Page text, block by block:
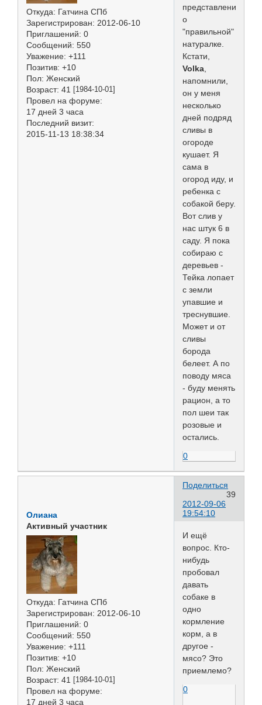
Откуда: Гатчина СПб
Зарегистрирован: 2012-06-10
Приглашений: 0
Сообщений: 550
Уважение: +111
Позитив: +10
Пол: Женский
Возраст: 41 [1984-10-01]
Провел на форуме:
17 дней 3 часа
Последний визит:
2015-11-13 18:38:34
представление
о
"правильной"
натуралке.
Кстати,
Volka
напомнили,
он у меня
несколько
дней подряд
сливы в
огороде
кушает. Я
сама в
огород иду, и
ребенка с
собакой беру.
Вот слив у
нас штук 6 в
саду. Я пока
собираю с
деревьев -
Тейка лопает
с земли
упавшие и
треснувшие.
Может и от
сливы
борода
белеет. А по
поводу мяса
- буду менять
рацион, а то
пол шеи так
розовые и
остались.
0
Поделиться
39
2012-09-06
19:54:10
Олиана
Активный участник
Откуда: Гатчина СПб
Зарегистрирован: 2012-06-10
Приглашений: 0
Сообщений: 550
Уважение: +111
Позитив: +10
Пол: Женский
Возраст: 41 [1984-10-01]
Провел на форуме:
17 дней 3 часа
И ещё
вопрос. Кто-
нибудь
пробовал
давать
собаке в
одно
кормление
корм, а в
другое -
мясо? Это
приемлемо?
0